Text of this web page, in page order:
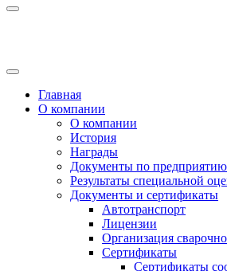
Главная
О компании
О компании
История
Награды
Документы по предприятию
Результаты специальной
Документы и сертификаты
Автотранспорт
Лицензии
Организация
Cертификаты
Сертификаты